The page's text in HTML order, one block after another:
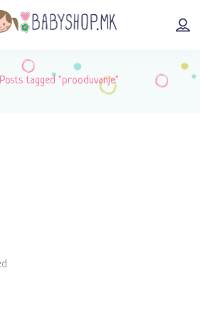
Posts tagged "prooduvanje"